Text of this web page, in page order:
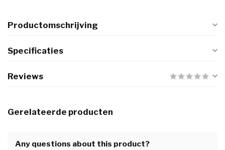
Productomschrijving
Specificaties
Reviews
Gerelateerde producten
Any questions about this product?